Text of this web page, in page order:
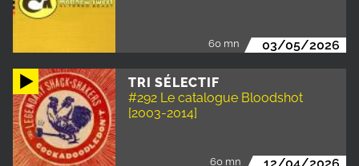
60 mn 03/05/2026
TRI SÉLECTIF
#292 Le catalogue Bloodshot
[2003-2014]
60 mn